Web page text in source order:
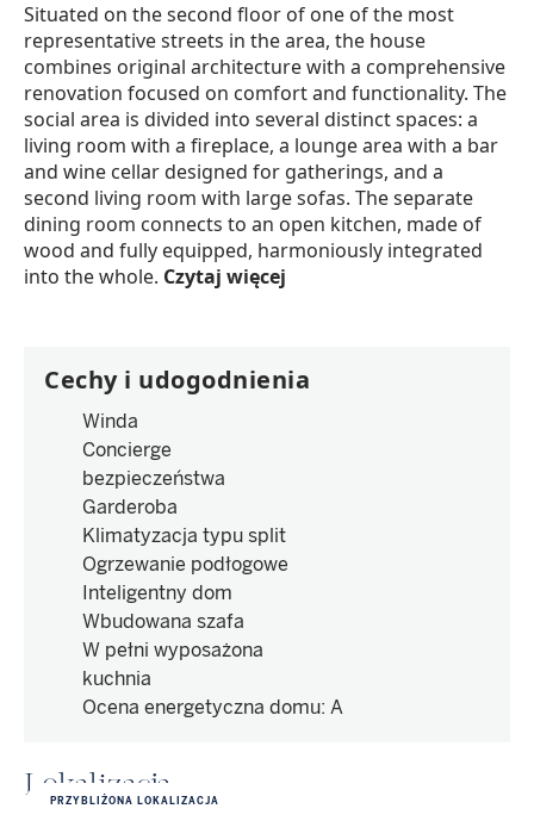
Situated on the second floor of one of the most
representative streets in the area, the house
combines original architecture with a comprehensive
renovation focused on comfort and functionality. The
social area is divided into several distinct spaces: a
living room with a fireplace, a lounge area with a bar
and wine cellar designed for gatherings, and a
second living room with large sofas. The separate
dining room connects to an open kitchen, made of
wood and fully equipped, harmoniously integrated
into the whole. Czytaj więcej
Cechy i udogodnienia
Winda
Concierge
bezpieczeństwa
Garderoba
Klimatyzacja typu split
Ogrzewanie podłogowe
Inteligentny dom
Wbudowana szafa
W pełni wyposażona
kuchnia
Ocena energetyczna domu: A
Lokalizacja
PRZYBLIŻONA LOKALIZACJA